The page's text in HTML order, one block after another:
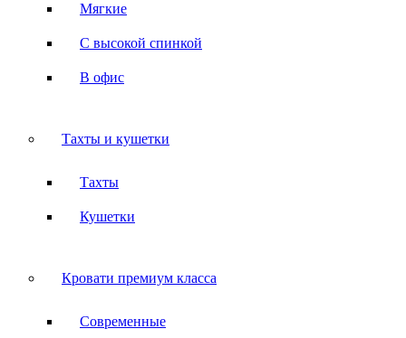
Мягкие
С высокой спинкой
В офис
Тахты и кушетки
Тахты
Кушетки
Кровати премиум класса
Современные